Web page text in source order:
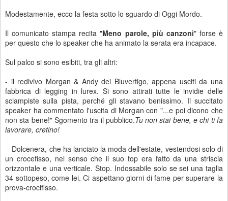
Modestamente, ecco la festa sotto lo sguardo di Oggi Mordo.
Il comunicato stampa recita "Meno parole, più canzoni" forse è
per questo che lo speaker che ha animato la serata era incapace.
Sul palco si sono esibiti, tra gli altri:
- il redivivo Morgan & Andy dei Bluvertigo, appena usciti da una
fabbrica di legging in lurex. Si sono attirati tutte le invidie delle
sciampiste sulla pista, perché gli stavano benissimo. Il succitato
speaker ha commentato l'uscita di Morgan con "...e poi dicono che
non sta bene!" Sgomento tra il pubblico.Tu non stai bene, e chi ti fa
lavorare, cretino!
- Dolcenera, che ha lanciato la moda dell'estate, vestendosi solo di
un crocefisso, nel senso che il suo top era fatto da una striscia
orizzontale e una verticale. Stop. Indossabile solo se sei una taglia
34 sottopeso, come lei. Ci aspettano giorni di fame per superare la
prova-crocifisso.